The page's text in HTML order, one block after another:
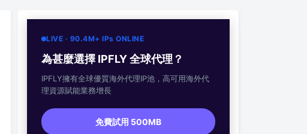
LIVE · 90.4M+ IPs ONLINE
為甚麼選擇 IPFLY 全球代理？
IPFLY擁有全球優質海外代理IP池，高可用海外代
理資源賦能業務增長
免費試用 500MB